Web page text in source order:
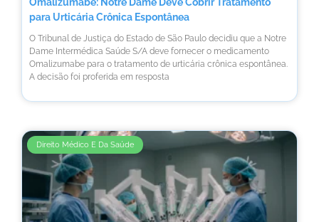
Omalizumabe: Notre Dame Deve Cobrir Tratamento
para Urticária Crônica Espontânea
O Tribunal de Justiça do Estado de São Paulo decidiu que a Notre
Dame Intermédica Saúde S/A deve fornecer o medicamento
Omalizumabe para o tratamento de urticária crônica espontânea.
A decisão foi proferida em resposta
Direito Médico E Da Saúde